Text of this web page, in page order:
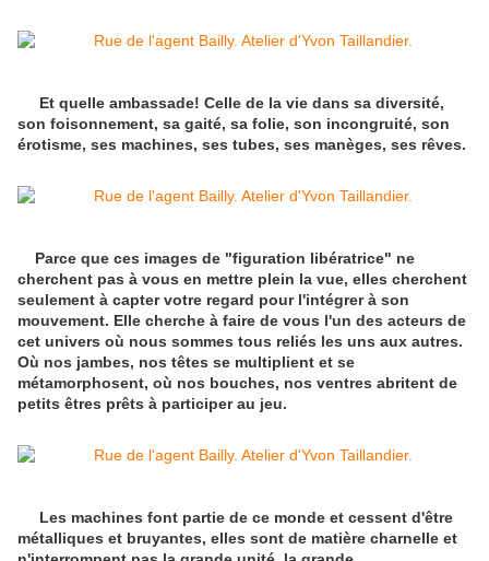
Et quelle ambassade! Celle de la vie dans sa diversité,
son foisonnement, sa gaité, sa folie, son incongruité, son
érotisme, ses machines, ses tubes, ses manèges, ses rêves.
Parce que ces images de "figuration libératrice" ne
cherchent pas à vous en mettre plein la vue, elles cherchent
seulement à capter votre regard pour l'intégrer à son
mouvement. Elle cherche à faire de vous l'un des acteurs de
cet univers où nous sommes tous reliés les uns aux autres.
Où nos jambes, nos têtes se multiplient et se
métamorphosent, où nos bouches, nos ventres abritent de
petits êtres prêts à participer au jeu.
Les machines font partie de ce monde et cessent d'être
métalliques et bruyantes, elles sont de matière charnelle et